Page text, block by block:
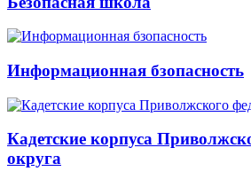
Информационная бзопасность
Кадетские корпуса
округа